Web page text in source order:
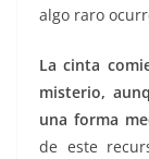
algo raro
La cinta
misterio,
una forma
de este